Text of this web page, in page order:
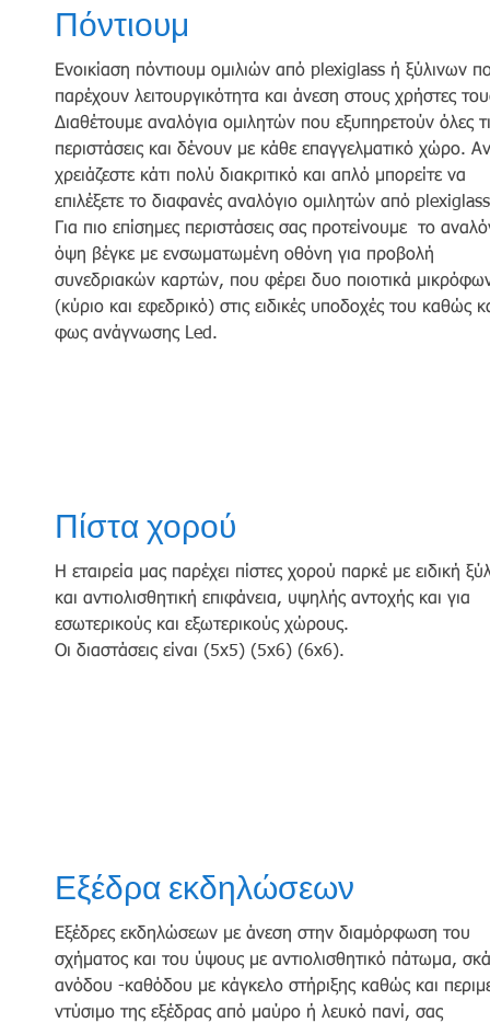
Πόντιουμ
Ενοικίαση πόντιουμ ομιλιών από plexiglass ή ξύλινων
παρέχουν λειτουργικότητα και άνεση στους χρήστες
Διαθέτουμε αναλόγια ομιλητών που εξυπηρετούν όλες
περιστάσεις και δένουν με κάθε επαγγελματικό χώρο. Αν
χρειάζεστε κάτι πολύ διακριτικό και απλό μπορείτε να
επιλέξετε το διαφανές αναλόγιο ομιλητών από
Για πιο επίσημες περιστάσεις σας προτείνουμε το
όψη βέγκε με ενσωματωμένη οθόνη για προβολή
συνεδριακών καρτών, που φέρει δυο ποιοτικά
(κύριο και εφεδρικό) στις ειδικές υποδοχές του καθώς
φως ανάγνωσης Led.
Πίστα χορού
Η εταιρεία μας παρέχει πίστες χορού παρκέ με ειδική
και αντιολισθητική επιφάνεια, υψηλής αντοχής και για
εσωτερικούς και εξωτερικούς χώρους.
Οι διαστάσεις είναι (5x5) (5x6) (6x6).
Εξέδρα εκδηλώσεων
Εξέδρες εκδηλώσεων με άνεση στην διαμόρφωση του
σχήματος και του ύψους με αντιολισθητικό πάτωμα,
ανόδου -καθόδου με κάγκελο στήριξης καθώς και
ντύσιμο της εξέδρας από μαύρο ή λευκό πανί, σας